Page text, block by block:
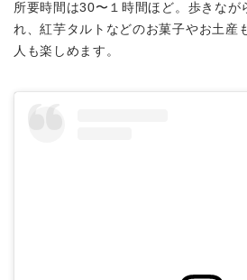
所要時間は30〜１時間ほど。歩きなが
れ、紅芋タルトなどのお菓子やお土産
人も楽しめます。